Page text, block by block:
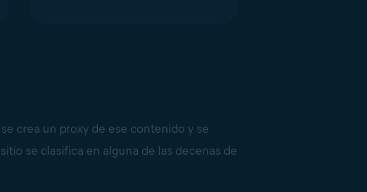
crea un proxy de ese contenido y se
se clasifica en alguna de las decenas de